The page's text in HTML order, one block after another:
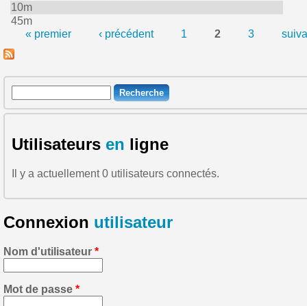
10m
45m
Pages
« premier ‹ précédent 1 2 3
Formulaire de recherche
Recherche
Utilisateurs en ligne
Il y a actuellement 0 utilisateurs connectés.
Connexion utilisateur
Nom d'utilisateur *
Mot de passe *